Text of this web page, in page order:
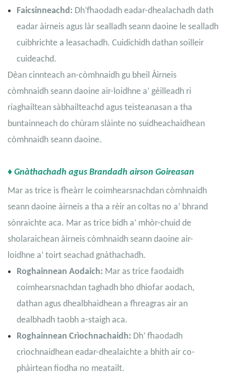
Faicsinneachd: Dh’fhaodadh eadar-dhealachadh dath
eadar àirneis agus làr sealladh seann daoine le sealladh
cuibhrichte a leasachadh. Cuidichidh dathan soilleir
cuideachd.
Dèan cinnteach an-còmhnaidh gu bheil Àirneis
còmhnaidh seann daoine air-loidhne a’ gèilleadh ri
riaghailtean sàbhailteachd agus teisteanasan a tha
buntainneach do chùram slàinte no suidheachaidhean
còmhnaidh seann daoine.
♦ Gnàthachadh agus Brandadh airson Goireasan
Mar as trice is fheàrr le coimhearsnachdan còmhnaidh
seann daoine àirneis a tha a rèir an coltas no a’ bhrand
sònraichte aca. Mar as trice bidh a’ mhòr-chuid de
sholaraichean àirneis còmhnaidh seann daoine air-
loidhne a’ toirt seachad gnàthachadh.
Roghainnean Aodaich: Mar as trice faodaidh
coimhearsnachdan taghadh bho dhiofar aodach,
dathan agus dhealbhaidhean a fhreagras air an
dealbhadh taobh a-staigh aca.
Roghainnean Crìochnachaidh: Dh’ fhaodadh
crìochnaidhean eadar-dhealaichte a bhith air co-
phàirtean fiodha no meatailt.